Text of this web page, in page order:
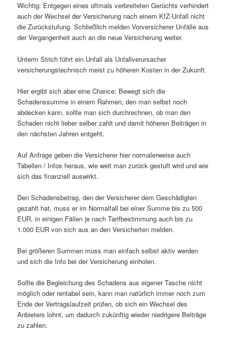
Wichtig: Entgegen eines oftmals verbreiteten Gerüchts verhindert
auch der Wechsel der Versicherung nach einem KfZ-Unfall nicht
die Zurückstufung. Schließlich melden Vorversicherer Unfälle aus
der Vergangenheit auch an die neue Versicherung weiter.
Unterm Strich führt ein Unfall als Unfallverursacher
versicherungstechnisch meist zu höheren Kosten in der Zukunft.
Hier ergibt sich aber eine Chance: Bewegt sich die
Schadenssumme in einem Rahmen, den man selbst noch
abdecken kann, sollte man sich durchrechnen, ob man den
Schaden nicht lieber selber zahlt und damit höheren Beiträgen in
den nächsten Jahren entgeht.
Auf Anfrage geben die Versicherer hier normalerweise auch
Tabellen / Infos heraus, wie weit man zurück gestuft wird und wie
sich das finanziell auswirkt.
Den Schadensbetrag, den der Versicherer dem Geschädigten
gezahlt hat, muss er im Normalfall bei einer Summe bis zu 500
EUR, in einigen Fällen je nach Tarifbestimmung auch bis zu
1.000 EUR von sich aus an den Versicherten melden.
Bei größeren Summen muss man einfach selbst aktiv werden
und sich die Info bei der Versicherung einholen.
Sollte die Begleichung des Schadens aus eigener Tasche nicht
möglich oder rentabel sein, kann man natürlich immer noch zum
Ende der Vertragslaufzeit prüfen, ob sich ein Wechsel des
Anbieters lohnt, um dadurch zukünftig wieder niedrigere Beiträge
zu zahlen.